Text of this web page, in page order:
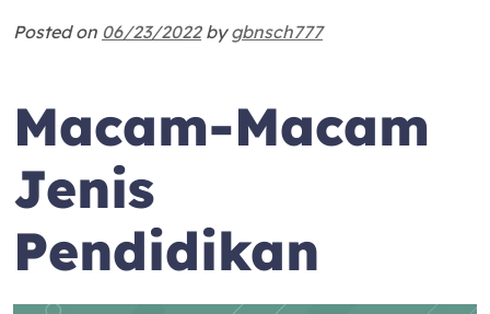
Posted on 06/23/2022bygbnsch777
Macam-Macam
Jenis
Pendidikan